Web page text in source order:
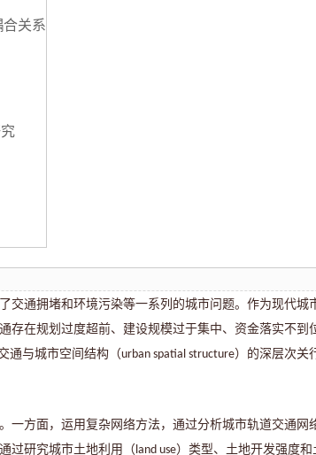
关系
交通拥堵和环境污染等一系列的城市问题。作为现代
存在规划过度超前、建设规模过于集中、资金落实不
通与城市空间结构（urban spatial structure）的深层次关
一方面，运用复杂网络方法，通过分析城市轨道交通
过研究城市土地利用（land use）类型、土地开发强度